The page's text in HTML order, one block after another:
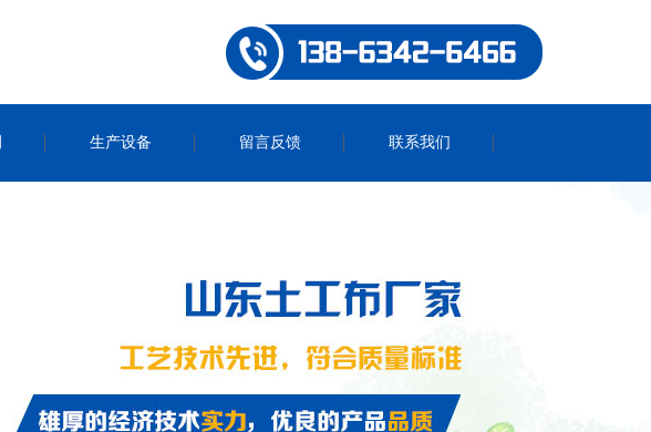
生产设备 留言反馈 联系我们